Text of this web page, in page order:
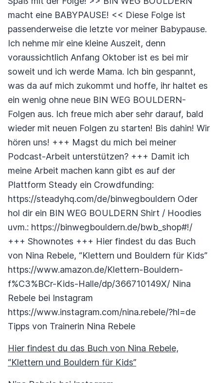
macht eine BABYPAUSE! << Diese Folge ist
passenderweise die letzte vor meiner Babypause.
Ich nehme mir eine kleine Auszeit, denn
voraussichtlich Anfang Oktober ist es bei mir
soweit und ich werde Mama. Ich bin gespannt,
was da auf mich zukommt und hoffe, ihr haltet es
ein wenig ohne neue BIN WEG BOULDERN-
Folgen aus. Ich freue mich aber sehr darauf, bald
wieder mit neuen Folgen zu starten! Bis dahin! Wir
hören uns! +++ Magst du mich bei meiner
Podcast-Arbeit unterstützen? +++ Damit ich
meine Arbeit machen kann gibt es auf der
Plattform Steady ein Crowdfunding:
https://steadyhq.com/de/binwegbouldern Oder
hol dir ein BIN WEG BOULDERN Shirt / Hoodies
uvm.: https://binwegbouldern.de/bwb_shop#!/
+++ Shownotes +++ Hier findest du das Buch
von Nina Rebele, “Klettern und Bouldern für Kids”
https://www.amazon.de/Klettern-Bouldern-
f%C3%BCr-Kids-Halle/dp/366710149X/ Nina
Rebele bei Instagram
https://www.instagram.com/nina.rebele/?hl=de
Tipps von Trainerin Nina Rebele
Hier findest du das Buch von Nina Rebele,
“Klettern und Bouldern für Kids”